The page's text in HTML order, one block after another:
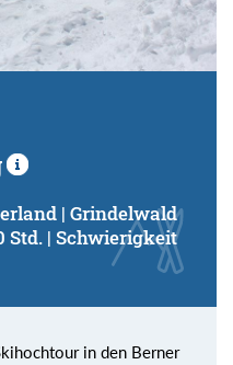
| Grindelwald
Std. | Schwierigkeit
in den Berner